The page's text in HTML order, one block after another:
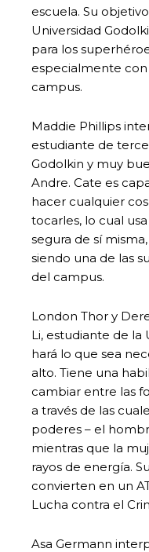
escuela. Su
Universidad
para los
especialmente
campus.
Maddie Phillips
estudiante de
Godolkin y muy
Andre. Cate es
hacer cualquier
tocarles, lo cual
segura de sí
siendo una de las
del campus.
London Thor y
Li, estudiante de la
hará lo que sea
alto. Tiene una
cambiar entre las
a través de las
poderes – el
mientras que la
rayos de energía.
convierten en un
Lucha contra el
Asa Germann